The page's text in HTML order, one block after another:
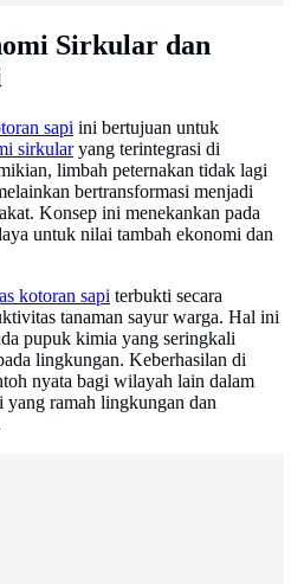
Sirkular dan
sapi ini bertujuan untuk
sirkularyang terintegrasi di
limbah peternakan tidak lagi
bertransformasi menjadi
Konsep ini menekankan pada
untuk nilai tambah ekonomi dan
kotoran sapi terbukti secara
tanaman sayur warga. Hal ini
pupuk kimia yang seringkali
lingkungan. Keberhasilan di
nyata bagi wilayah lain dalam
ramah lingkungan dan